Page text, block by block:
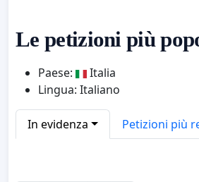
Le petizioni più
Paese:
Italia
Lingua: Italiano
In evidenza Petizioni più